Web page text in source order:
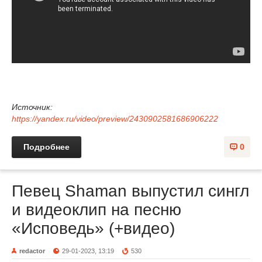
Источник:
https://yandex.ru/video/preview/2430902581686906222
0
Подробнее
Певец Shaman выпустил сингл
и видеоклип на песню
«Исповедь» (+видео)
redactor 29-01-2023, 13:19 530